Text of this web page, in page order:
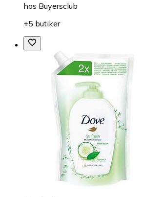
hos Buyersclub
+5 butiker